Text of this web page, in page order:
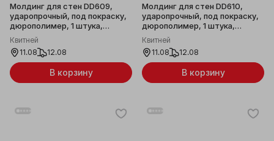
Молдинг для стен DD609,
ударопрочный, под покраску,
дюрополимер, 1 штука,
30х16x2000мм
Квитней
11.08
12.08
В корзину
Молдинг для стен DD610,
ударопрочный, под покраску,
дюрополимер, 1 штука,
20х10x2000мм
Квитней
11.08
12.08
В корзину